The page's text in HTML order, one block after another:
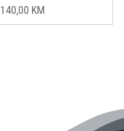
140,00 KM